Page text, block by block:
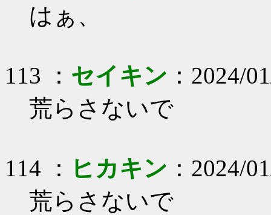
はぁ、
113 ： セイキン ：2024/
荒らさないで
114 ： ヒカキン ：2024/
荒らさないで